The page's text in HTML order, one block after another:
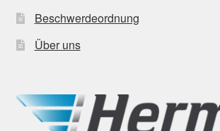
Beschwerdeordnung
Über uns